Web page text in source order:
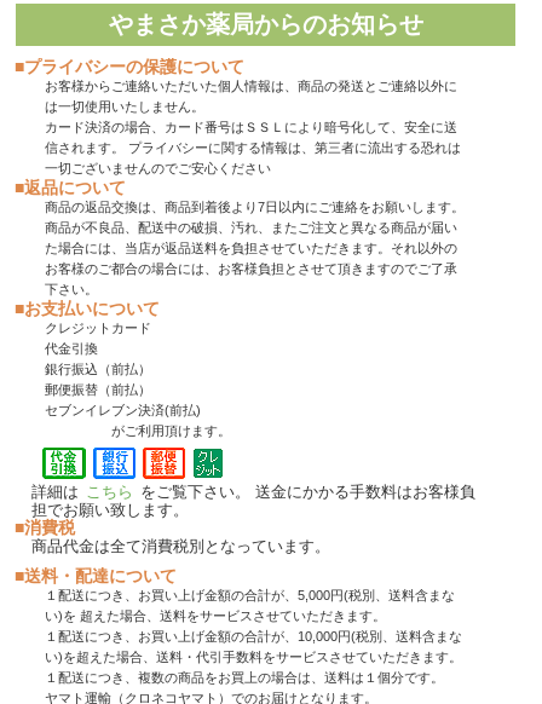
やまさか薬局からのお知らせ
■プライバシーの保護について
お客様からご連絡いただいた個人情報は、商品の発送とご連絡以外に
は一切使用いたしません。
カード決済の場合、カード番号はＳＳＬにより暗号化して、安全に送
信されます。 プライバシーに関する情報は、第三者に流出する恐れは
一切ございませんのでご安心ください
■返品について
商品の返品交換は、商品到着後より7日以内にご連絡をお願いします。
商品が不良品、配送中の破損、汚れ、またご注文と異なる商品が届い
た場合には、当店が返品送料を負担させていただきます。それ以外の
お客様のご都合の場合には、お客様負担とさせて頂きますのでご了承
下さい。
■お支払いについて
クレジットカード
代金引換
銀行振込（前払）
郵便振替（前払）
セブンイレブン決済(前払)
がご利用頂けます。
詳細は こちら をご覧下さい。 送金にかかる手数料はお客様負
担でお願い致します。
■消費税
商品代金は全て消費税別となっています。
■送料・配達について
１配送につき、お買い上げ金額の合計が、5,000円(税別、送料含まな
い)を 超えた場合、送料をサービスさせていただきます。
１配送につき、お買い上げ金額の合計が、10,000円(税別、送料含まな
い)を超えた場合、送料・代引手数料をサービスさせていただきます。
１配送につき、複数の商品をお買上の場合は、送料は１個分です。
ヤマト運輸（クロネコヤマト）でのお届けとなります。